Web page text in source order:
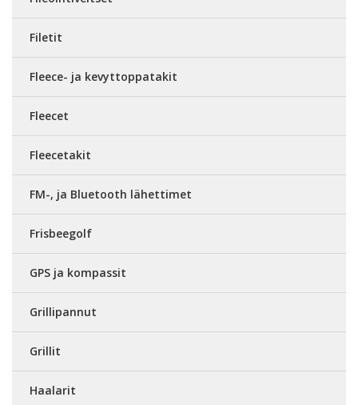
Filetit
Fleece- ja kevyttoppatakit
Fleecet
Fleecetakit
FM-, ja Bluetooth lähettimet
Frisbeegolf
GPS ja kompassit
Grillipannut
Grillit
Haalarit